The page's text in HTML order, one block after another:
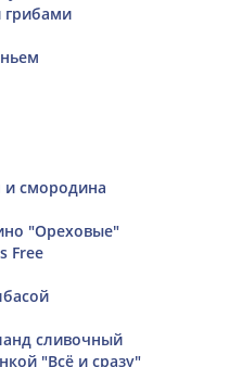
и смородина
"Ореховые"
Free
сливочный
"Всё и сразу"